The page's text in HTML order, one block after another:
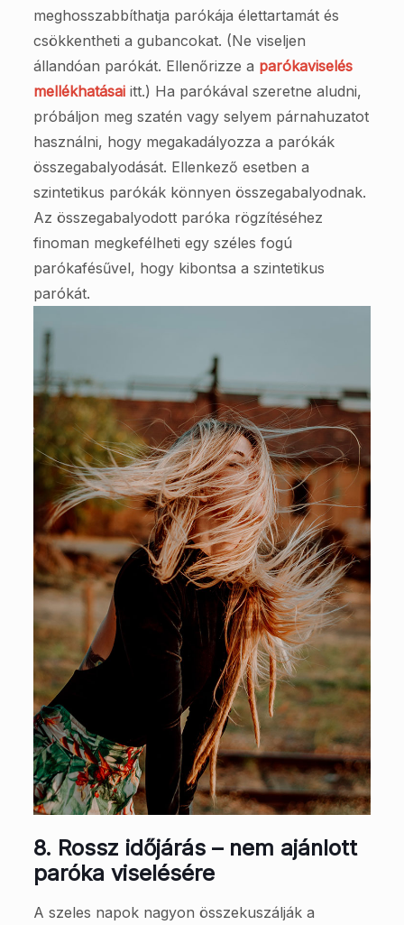
meghosszabbíthatja parókája élettartamát és
csökkentheti a gubancokat. (Ne viseljen
állandóan parókát. Ellenőrizze a parókaviselés
mellékhatásaiitt.) Ha parókával szeretne aludni,
próbáljon meg szatén vagy selyem párnahuzatot
használni, hogy megakadályozza a parókák
összegabalyodását. Ellenkező esetben a
szintetikus parókák könnyen összegabalyodnak.
Az összegabalyodott paróka rögzítéséhez
finoman megkefélheti egy széles fogú
parókafésűvel, hogy kibontsa a szintetikus
parókát.
8. Rossz időjárás – nem ajánlott
paróka viselésére
A szeles napok nagyon összekuszálják a